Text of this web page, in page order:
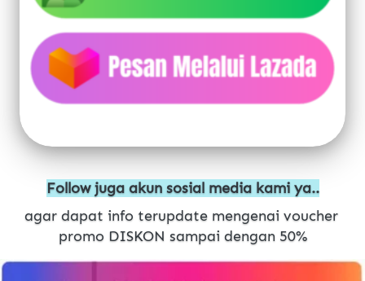
Follow juga akun sosial media kami ya..
agar dapat info terupdate mengenai voucher
promo DISKON sampai dengan 50%